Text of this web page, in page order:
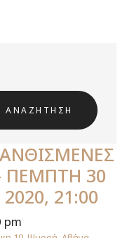
ΠΕΜΠΤΗ 30
21:00
pm